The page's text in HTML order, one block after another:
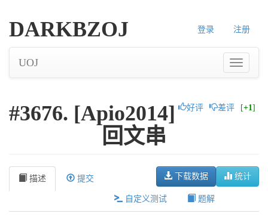
登录 注册
DARKBZOJ
UOJ
好评 差评 [+1]
#3676. [Apio2014]
回文串
统计
下载数据
描述 提交
自定义测试 题解